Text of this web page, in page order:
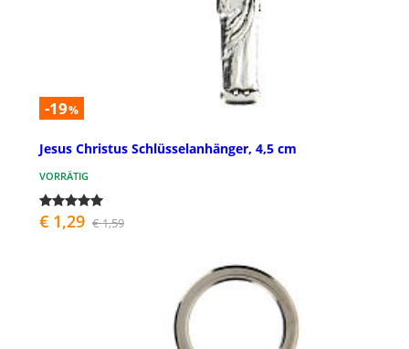
-19%
Jesus Christus Schlüsselanhänger, 4,5 cm
VORRÄTIG
€ 1,29 € 1,59